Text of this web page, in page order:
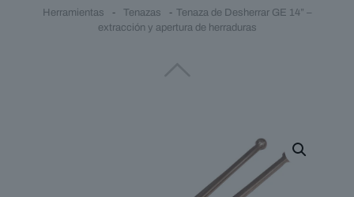
Herramientas - Tenazas - Tenaza de Desherrar GE 14” –
extracción y apertura de herraduras